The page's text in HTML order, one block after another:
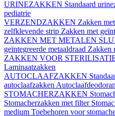
URINEZAKKEN Standaard
pediatrie
VERZENDZAKKEN Zakken
zelfklevende strip Zakken met
ZAKKEN MET METALEN
geïntegreerde metaaldraad Zakken
ZAKKEN VOOR
Laminaatzakken
AUTOCLAAFZAKKEN
autoclaafzakken
STOMACHERZAKKEN
Stomacherzakken met filter
medium Toebehoren voor